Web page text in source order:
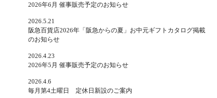
2026年6月 催事販売予定のお知らせ
2026.5.21
阪急百貨店2026年「阪急からの夏」お中元ギフトカタログ掲載
のお知らせ
2026.4.23
2026年5月 催事販売予定のお知らせ
2026.4.6
毎月第4土曜日 定休日新設のご案内